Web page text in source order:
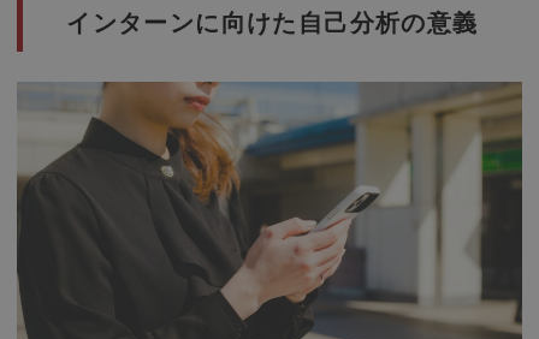
インターンに向けた自己分析の意義